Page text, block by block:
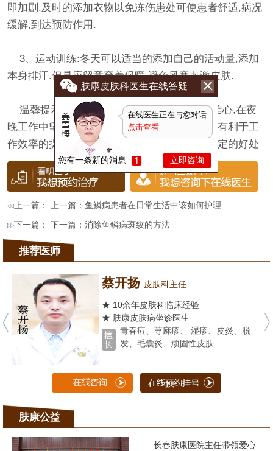
即加剧.及时的添加衣物以免冻伤患处可使患者舒适,病况
缓解,到达预防作用.
3、运动训练:冬天可以适当的添加自己的活动量,添加
本身排汗.但是应留意穿着保暖,避免风寒刺激皮肤.
温馨提示:常熬夜者切忌担忧和恐惧,应建立信心,在夜
晚工作中坚持愉快的心情和昂扬的情绪,这样既有利于工
作效率的提高,关于鱼鳞病患者的身体也会有必定的好处
上一篇： 上一篇：鱼鳞病患者在日常生活中该如何护理
下一篇： 下一篇：消除鱼鳞病斑纹的方法
推荐医师
蔡开扬 皮肤科主任
★ 10余年皮肤科临床经验
★ 肤康皮肤病坐诊医生
青春痘、荨麻疹、 湿疹、皮炎、脱
发、毛囊炎、顽固性皮肤
肤康公益
长春肤康医院主任带领爱心
肤康皮肤科医生在线答疑
在线医生正在与您对话
点击查看
您有一条新的消息 立即咨询